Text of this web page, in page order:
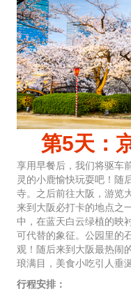
第5天：
享用早餐后，我们将驱车
灵的小鹿愉快玩耍吧！随
寺。之后前往大阪，游览
来到大阪必打卡的地点之
中，在蓝天白云绿植的映
可代替的象征。公园里的
观！随后来到大阪最热闹
琅满目，美食小吃引人垂涎
行程安排：